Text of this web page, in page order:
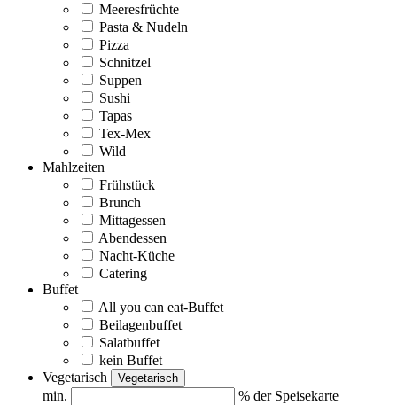
Meeresfrüchte
Pasta & Nudeln
Pizza
Schnitzel
Suppen
Sushi
Tapas
Tex-Mex
Wild
Mahlzeiten
Frühstück
Brunch
Mittagessen
Abendessen
Nacht-Küche
Catering
Buffet
All you can eat-Buffet
Beilagenbuffet
Salatbuffet
kein Buffet
Vegetarisch
Vegetarisch
min.
% der Speisekarte